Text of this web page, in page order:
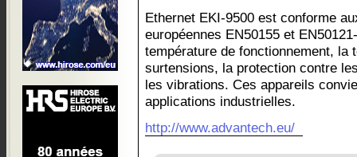
Ethernet EKI-9500 est conforme
européennes EN50155 et
température de fonctionnement, la
surtensions, la protection contre
les vibrations. Ces appareils
applications industrielles.
http://www.advantech.eu/